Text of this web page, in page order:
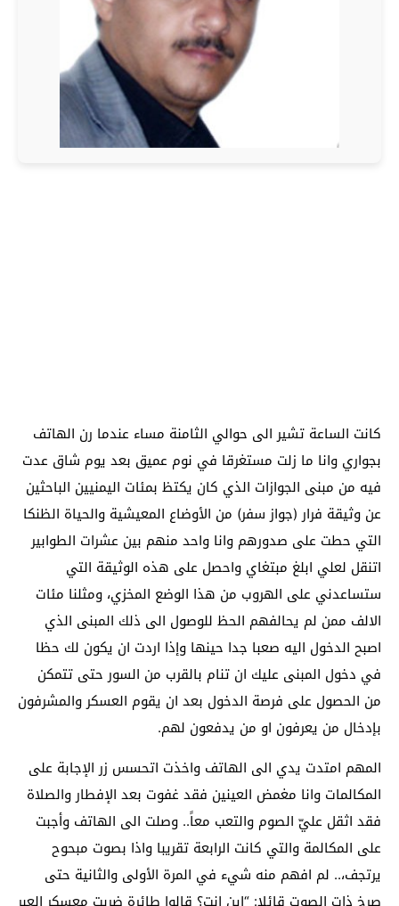
كانت الساعة تشير الى حوالي الثامنة مساء عندما رن الهاتف
بجواري وانا ما زلت مستغرقا في نوم عميق بعد يوم شاق عدت
فيه من مبنى الجوازات الذي كان يكتظ بمئات اليمنيين الباحثين
عن وثيقة فرار (جواز سفر) من الأوضاع المعيشية والحياة الظنكا
التي حطت على صدورهم وانا واحد منهم بين عشرات الطوابير
اتنقل لعلي ابلغ مبتغاي واحصل على هذه الوثيقة التي
ستساعدني على الهروب من هذا الوضع المخزي، ومثلنا مئات
الالف ممن لم يحالفهم الحظ للوصول الى ذلك المبنى الذي
اصبح الدخول اليه صعبا جدا حينها وإذا اردت ان يكون لك حظا
في دخول المبنى عليك ان تنام بالقرب من السور حتى تتمكن
من الحصول على فرصة الدخول بعد ان يقوم العسكر والمشرفون
بإدخال من يعرفون او من يدفعون لهم.
المهم امتدت يدي الى الهاتف واخذت اتحسس زر الإجابة على
المكالمات وانا مغمض العينين فقد غفوت بعد الإفطار والصلاة
فقد اثقل عليّ الصوم والتعب معاً.. وصلت الى الهاتف وأجبت
على المكالمة والتي كانت الرابعة تقريبا واذا بصوت مبحوح
يرتجف،.. لم افهم منه شيء في المرة الأولى والثانية حتى